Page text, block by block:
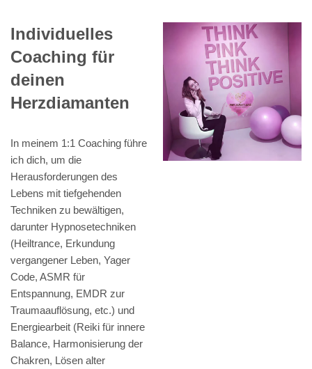
Individuelles
Coaching für
deinen
Herzdiamanten
In meinem 1:1 Coaching führe
ich dich, um die
Herausforderungen des
Lebens mit tiefgehenden
Techniken zu bewältigen,
darunter Hypnosetechniken
(Heiltrance, Erkundung
vergangener Leben, Yager
Code, ASMR für
Entspannung, EMDR zur
Traumaauflösung, etc.) und
Energiearbeit (Reiki für innere
Balance, Harmonisierung der
Chakren, Lösen alter